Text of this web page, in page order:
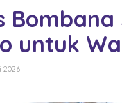
untuk
2026